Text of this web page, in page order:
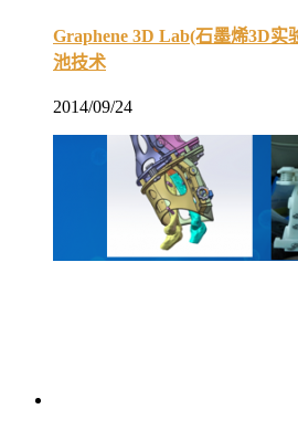
Graphene 3D Lab(石墨烯3D实
池技术
2014/09/24